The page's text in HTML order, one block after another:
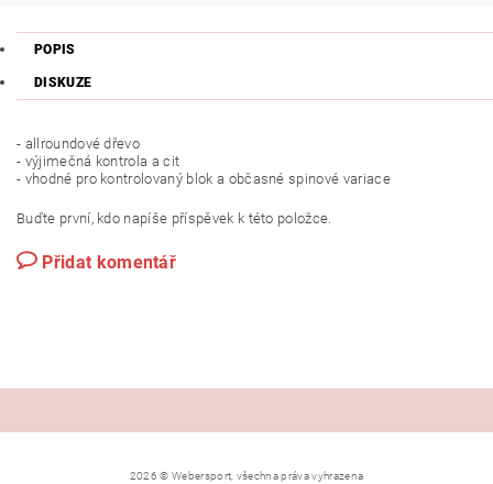
POPIS
DISKUZE
- allroundové dřevo
- výjimečná kontrola a cit
- vhodné pro kontrolovaný blok a občasné spinové variace
Buďte první, kdo napíše příspěvek k této položce.
Přidat komentář
2026 © Webersport, všechna práva vyhrazena